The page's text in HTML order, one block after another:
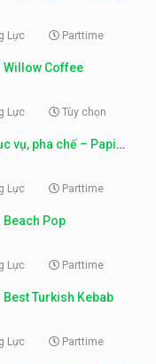
Lực Parttime
Willow Coffee
Lực Tùy chọn
vụ, pha chế – Papi
Lực Parttime
Beach Pop
Lực Parttime
Best Turkish Kebab
Lực Parttime